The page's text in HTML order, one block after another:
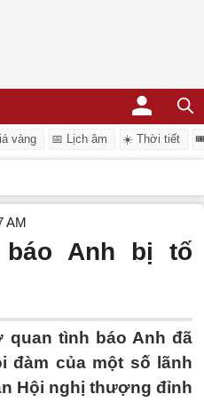
vàng 📅 Lịch âm ☀️ Thời tiết
AM
Anh bị tố
quan tình báo Anh đã
đàm của một số lãnh
Hội nghị thượng đỉnh